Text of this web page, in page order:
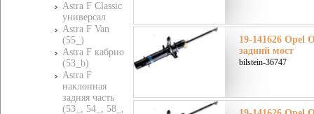
Astra F Classic
универсал
Astra F Van
(55_)
Astra F кабрио
(53_b)
Astra F
наклонная
задняя часть
(53_, 54_, 58_,
19-141626 Opel
задний мост
bilstein-36747